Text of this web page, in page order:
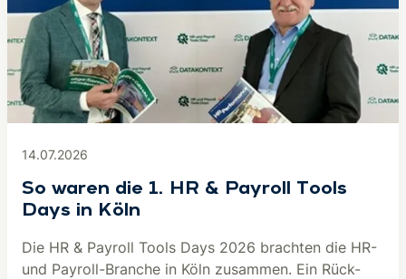
14.07.2026
So waren die 1. HR & Payroll Tools
Days in Köln
Die HR & Payroll Tools Days 2026 brachten die HR-
und Payroll-Branche in Köln zusammen. Ein Rück-